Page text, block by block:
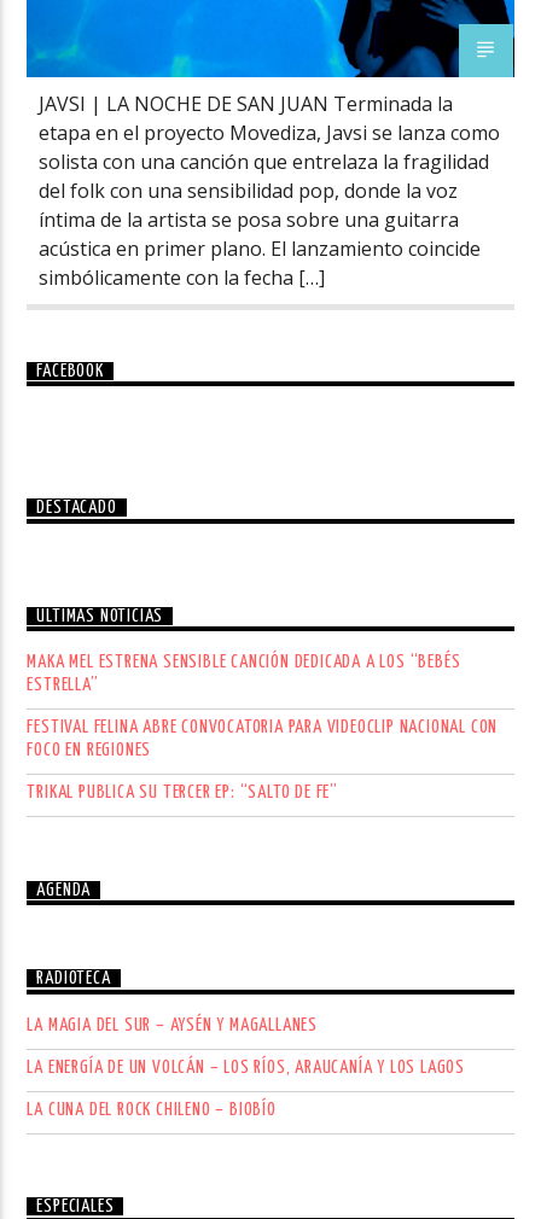
JAVSI | LA NOCHE DE SAN JUAN Terminada la
etapa en el proyecto Movediza, Javsi se lanza como
solista con una canción que entrelaza la fragilidad
del folk con una sensibilidad pop, donde la voz
íntima de la artista se posa sobre una guitarra
acústica en primer plano. El lanzamiento coincide
simbólicamente con la fecha […]
FACEBOOK
DESTACADO
ÚLTIMAS NOTICIAS
MAKA MEL ESTRENA SENSIBLE CANCIÓN DEDICADA A LOS “BEBÉS
ESTRELLA”
FESTIVAL FELINA ABRE CONVOCATORIA PARA VIDEOCLIP NACIONAL CON
FOCO EN REGIONES
TRIKAL PUBLICA SU TERCER EP: “SALTO DE FE”
AGENDA
RADIOTECA
LA MAGIA DEL SUR – AYSÉN Y MAGALLANES
LA ENERGÍA DE UN VOLCÁN – LOS RÍOS, ARAUCANÍA Y LOS LAGOS
LA CUNA DEL ROCK CHILENO – BIOBÍO
ESPECIALES